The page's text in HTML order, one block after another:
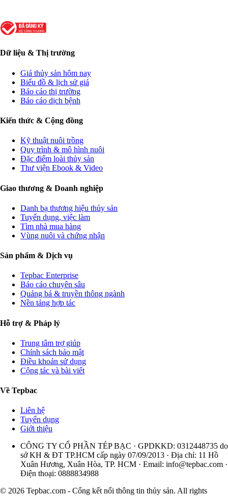
Dữ liệu & Thị trường
Giá thủy sản hôm nay
Biểu đồ & lịch sử giá
Báo cáo thị trường
Báo cáo dịch bệnh
Kiến thức & Cộng đồng
Kỹ thuật nuôi trồng
Quy trình & mô hình nuôi
Đặc điểm loài thủy sản
Thư viện Ebook & Video
Giao thương & Doanh nghiệp
Danh bạ thương hiệu thủy sản
Tuyển dụng, việc làm
Tìm nhà mua hàng
Vùng nuôi và chứng nhận
Sản phẩm & Dịch vụ
Tepbac Enterprise
Báo cáo chuyên sâu
Quảng bá & truyền thông ngành
Nền tảng hợp tác
Hỗ trợ & Pháp lý
Trung tâm trợ giúp
Chính sách bảo mật
Điều khoản sử dụng
Cộng tác và bài viết
Về Tepbac
Liên hệ
Tuyển dụng
Giới thiệu
CÔNG TY CỔ PHẦN TÉP BẠC · GPDKKD: 0312448735 do
sở KH & ĐT TP.HCM cấp ngày 07/09/2013 · Địa chỉ: 11 Hồ
Xuân Hương, Xuân Hòa, TP. HCM · Email: info@tepbac.com ·
Điện thoại: 0888834988
© 2026 Tepbac.com - Cổng kết nối thông tin thủy sản. All rights